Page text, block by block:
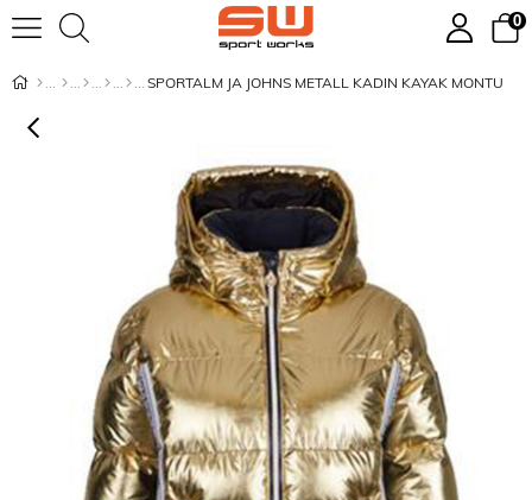
0
SPORTALM JA JOHNS METALL KADIN KAYAK MONTU